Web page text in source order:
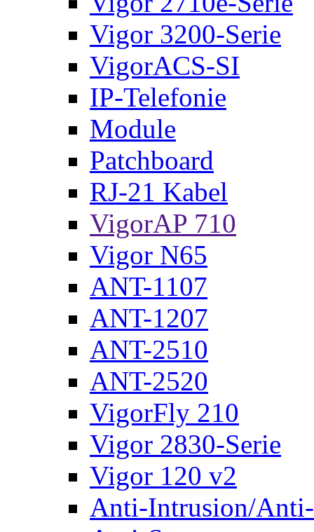
Vigor 3200-Serie
VigorACS-SI
IP-Telefonie
Module
Patchboard
RJ-21 Kabel
VigorAP 710
Vigor N65
ANT-1107
ANT-1207
ANT-2510
ANT-2520
VigorFly 210
Vigor 2830-Serie
Vigor 120 v2
Anti-Intrusion/